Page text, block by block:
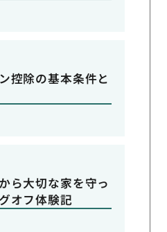
控除の基本条件と
ら大切な家を守っ
オフ体験記